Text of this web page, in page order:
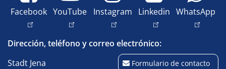
Facebook YouTube Instagram Linkedin WhatsApp
Dirección, teléfono y correo electrónico:
Stadt Jena
Formulario de contacto